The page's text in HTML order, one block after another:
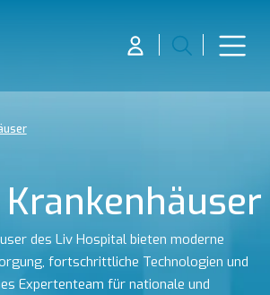
des Liv Hospital bieten moderne
fortschrittliche Technologien und
Expertenteam für nationale und